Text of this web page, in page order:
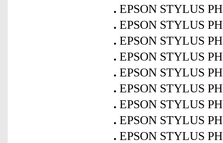
EPSON STYLUS
EPSON STYLUS
EPSON STYLUS
EPSON STYLUS
EPSON STYLUS
EPSON STYLUS
EPSON STYLUS
EPSON STYLUS
EPSON STYLUS